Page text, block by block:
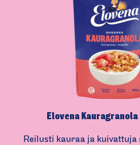
Elovena
Reilusti kauraa ja